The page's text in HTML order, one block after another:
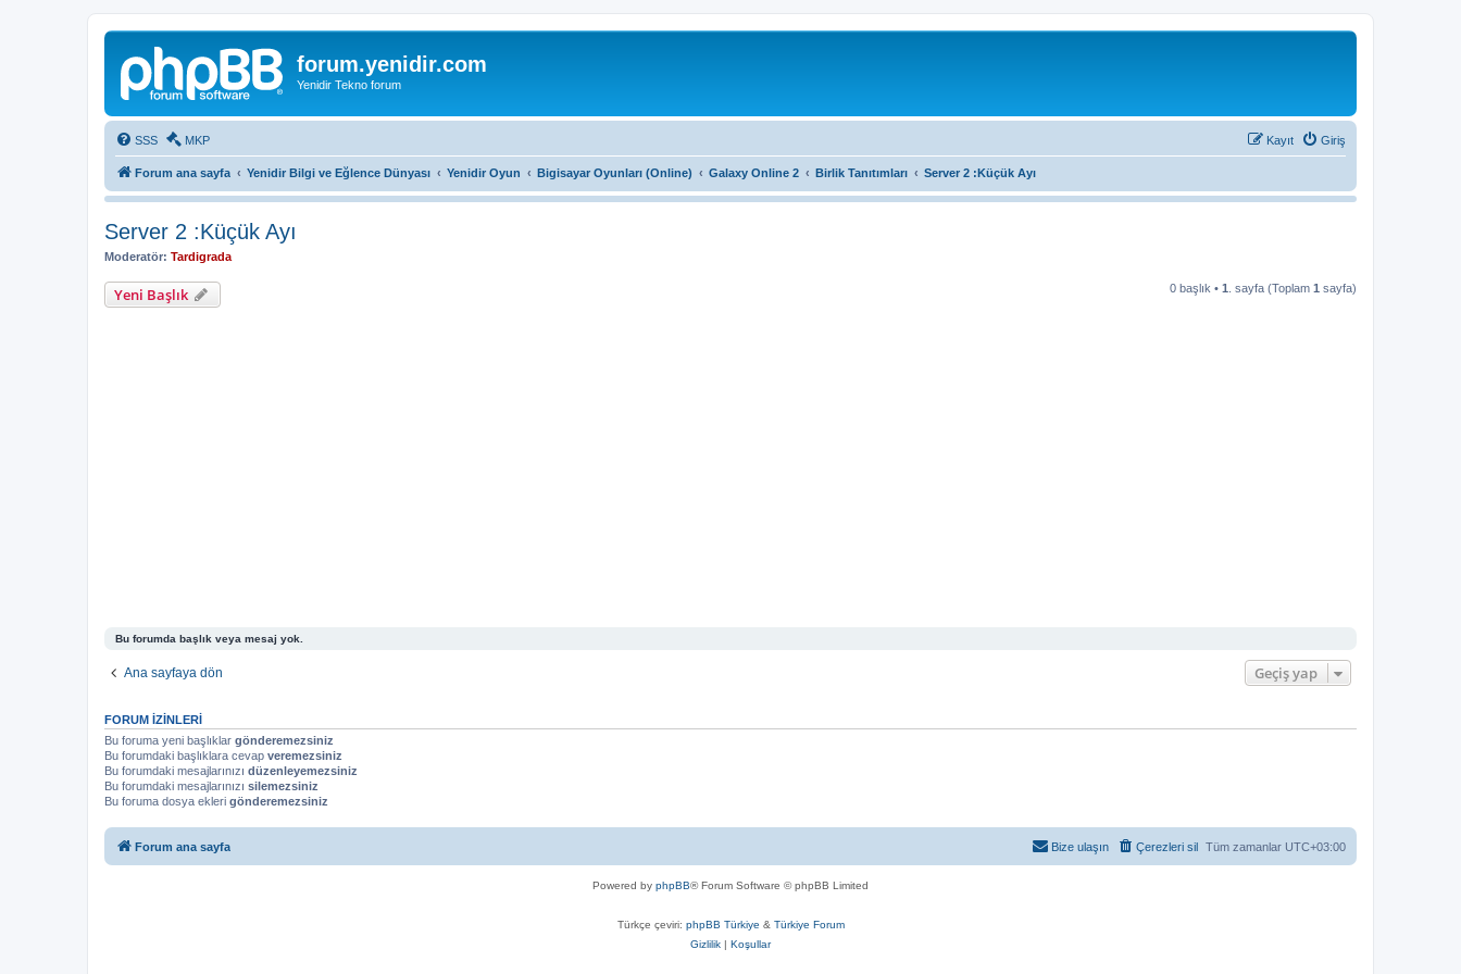
forum.yenidir.com
Yenidir Tekno forum
SSS MKP Giriş
Kayıt
Forum ana sayfa Yenidir Bilgi ve Eğlence Dünyası Yenidir Oyun Bigisayar Oyunları (Online) Galaxy Online 2 Birlik Tanıtımları Server 2 :Küçük Ayı
Server 2 :Küçük Ayı
Moderatör: Tardigrada
Yeni Başlık 0 başlık • 1 . sayfa (Toplam 1 sayfa)
Bu forumda başlık veya mesaj yok.
Ana sayfaya dön Geçiş yap
FORUM IZINLERI
Bu foruma yeni başlıklar gönderemezsiniz
Bu forumdaki başlıklara cevap veremezsiniz
Bu forumdaki mesajlarınızı düzenleyemezsiniz
Bu forumdaki mesajlarınızı silemezsiniz
Bu foruma dosya ekleri gönderemezsiniz
Forum ana sayfa Tüm zamanlar UTC+03:00
Çerezleri sil
Bize ulaşın
Powered by phpBB® Forum Software © phpBB Limited
Türkçe çeviri: phpBB Türkiye & Türkiye Forum
Gizlilik | Koşullar